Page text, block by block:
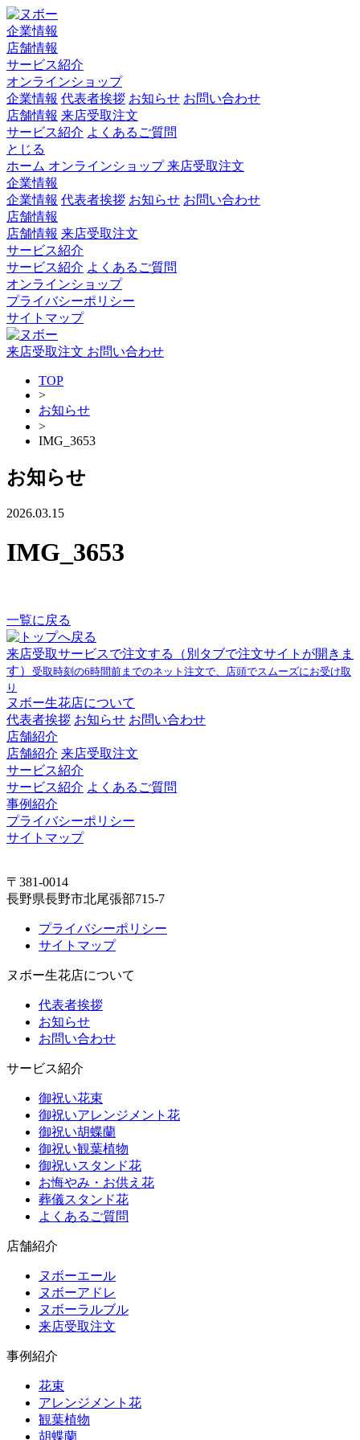
企業情報
店舗情報
サービス紹介
オンラインショップ
企業情報 代表者挨拶 お知らせ お問い合わせ
店舗情報 来店受取注文
サービス紹介 よくあるご質問
とじる
ホーム オンラインショップ来店受取注文
企業情報
企業情報 代表者挨拶 お知らせ お問い合わせ
店舗情報
店舗情報 来店受取注文
サービス紹介
サービス紹介 よくあるご質問
オンラインショップ
プライバシーポリシー
サイトマップ
来店受取注文 お問い合わせ
TOP
>
お知らせ
>
IMG_3653
お知らせ
2026.03.15
IMG_3653
一覧に戻る
来店受取サービスで注文する
（別タブで注文サイトが開きま
す） 受取時刻の6時間前までのネット注文で、店頭でスムーズにお受け取
り
ヌボー生花店について
代表者挨拶 お知らせ お問い合わせ
店舗紹介
店舗紹介 来店受取注文
サービス紹介
サービス紹介 よくあるご質問
事例紹介
プライバシーポリシー
サイトマップ
〒381-0014
長野県長野市北尾張部715-7
プライバシーポリシー
サイトマップ
ヌボー生花店について
代表者挨拶
お知らせ
お問い合わせ
サービス紹介
御祝い花束
御祝いアレンジメント花
御祝い胡蝶蘭
御祝い観葉植物
御祝いスタンド花
お悔やみ・お供え花
葬儀スタンド花
よくあるご質問
店舗紹介
ヌボーエール
ヌボーアドレ
ヌボーラルブル
来店受取注文
事例紹介
花束
アレンジメント花
観葉植物
胡蝶蘭